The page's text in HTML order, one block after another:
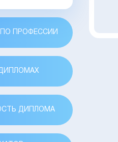
ПРОФЕССИИ
ДИПЛОМА